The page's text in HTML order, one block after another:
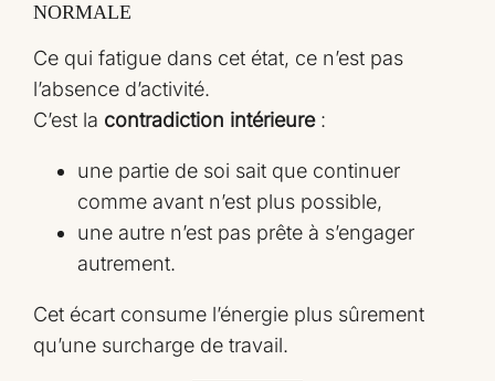
NORMALE
Ce qui fatigue dans cet état, ce n’est pas
l’absence d’activité.
C’est la contradiction intérieure:
une partie de soi sait que continuer
comme avant n’est plus possible,
une autre n’est pas prête à s’engager
autrement.
Cet écart consume l’énergie plus sûrement
qu’une surcharge de travail.